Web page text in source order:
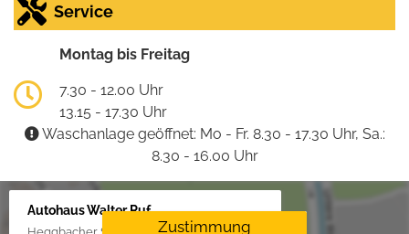
Service
Montag bis Freitag
7.30 - 12.00 Uhr
13.15 - 17.30 Uhr
Waschanlage geöffnet: Mo - Fr. 8.30 - 17.30 Uhr, Sa.:
8.30 - 16.00 Uhr
Autohaus Walter Ruf
Zustimmung